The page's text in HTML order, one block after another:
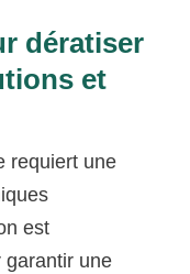
dératiser
et
requiert une
est
garantir une